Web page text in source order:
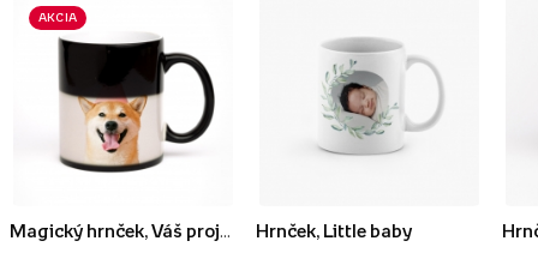
AKCIA
Magický hrnček, Váš projekt s fotkou
Hrnček, Little baby